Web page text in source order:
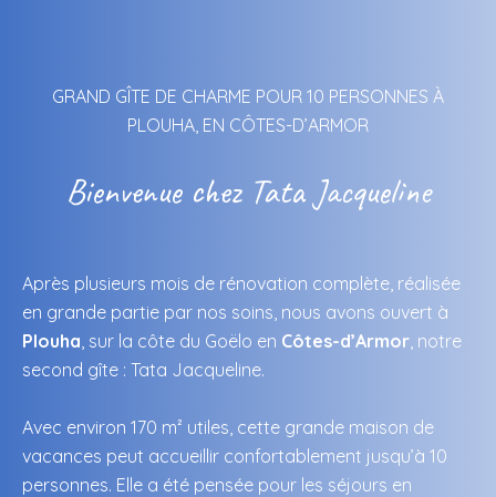
GRAND GÎTE DE CHARME POUR 10 PERSONNES À
PLOUHA, EN CÔTES-D’ARMOR
Bienvenue chez Tata Jacqueline
Après plusieurs mois de rénovation complète, réalisée
en grande partie par nos soins, nous avons ouvert à
Plouha, sur la côte du Goëlo en Côtes-d’Armor, notre
second gîte : Tata Jacqueline.
Avec environ 170 m² utiles, cette grande maison de
vacances peut accueillir confortablement jusqu’à 10
personnes. Elle a été pensée pour les séjours en